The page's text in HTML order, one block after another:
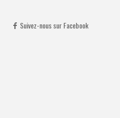
Suivez-nous sur Facebook